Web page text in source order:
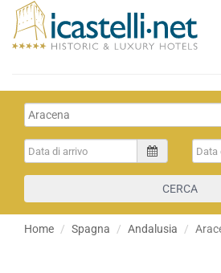
CERCA
Home Spagna Andalusia